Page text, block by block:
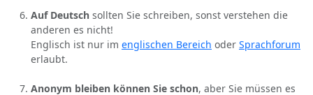
Auf Deutsch sollten Sie schreiben, sonst verstehen die
anderen es nicht!
Englisch ist nur im englischen Bereich oder Sprachforum
erlaubt.
Anonym bleiben können Sie schon, aber Sie müssen es